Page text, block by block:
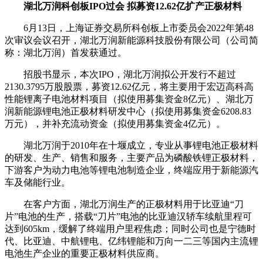
湖北万润科创板IPO过会 拟募资12.62亿扩产正极材料
6月13日，上海证券交易所科创板上市委员会2022年第48
次审议会议召开，湖北万润新能源科技股份有限公司（公司简
称：湖北万润）首发获通过。
招股书显示，本次IPO，湖北万润拟公开发行不超过
2130.3795万股股票，募资12.62亿元，将主要用于宏迈高科高
性能锂离子电池材料项目（拟使用募集资金8亿元）、湖北万
润新能源锂电池正极材料研发中心（拟使用募集资金6208.83
万元），并补充流动资金（拟使用募集资金4亿元）。
湖北万润于2010年在十堰成立，专业从事锂电池正极材料
的研发、生产、销售和服务，主要产品为磷酸铁锂正极材料，
下游客户为动力电池等锂电池制造企业，终端应用于新能源汽
车及储能行业。
在客户方面，湖北万润生产的正极材料用于比亚迪“刀
片”电池的生产，搭载“刀片”电池的比亚迪汉轿车续航里程可
达到605km，缓解了终端用户里程焦虑；同时公司也是宁德时
代、比亚迪、中航锂电、亿纬锂能和万向一二三等国内主流锂
电池生产企业的重要正极材料供应商。